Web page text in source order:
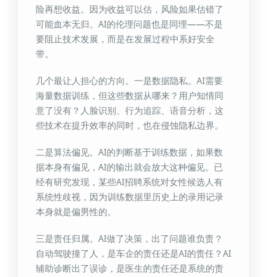
险再想收益。因为收益可以估，风险如果估错了
可能血本无归。AI的伦理问题也是同理——不是
要阻止技术发展，而是在发展过程中系好安全
带。
几个最让人担心的方向。一是数据隐私。AI需要
海量数据训练，但这些数据从哪来？用户知情同
意了没有？人脸识别、行为追踪、语音分析，这
些技术在提升效率的同时，也在侵蚀隐私边界。
二是算法偏见。AI的判断基于训练数据，如果数
据本身有偏见，AI的输出就会放大这种偏见。已
经有研究发现，某些AI招聘系统对女性候选人有
系统性歧视，因为训练数据里历史上的录用记录
本身就是偏男性的。
三是责任归属。AI做了决策，出了问题谁负责？
自动驾驶撞了人，是车企的责任还是AI的责任？AI
辅助诊断出了误诊，是医生的责任还是系统的责